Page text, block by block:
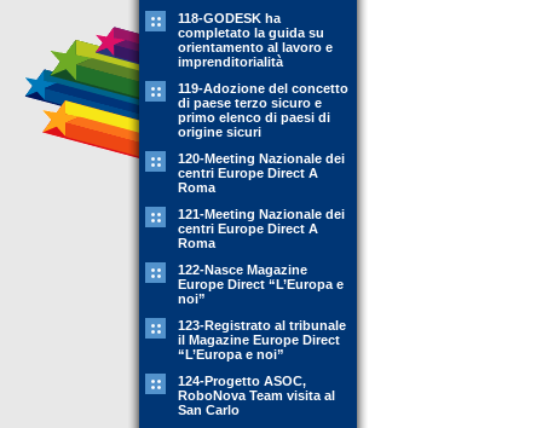
118-GODESK ha
completato la guida su
orientamento al lavoro e
imprenditorialità
119-Adozione del concetto
di paese terzo sicuro e
primo elenco di paesi di
origine sicuri
120-Meeting Nazionale dei
centri Europe Direct A
Roma
121-Meeting Nazionale dei
centri Europe Direct A
Roma
122-Nasce Magazine
Europe Direct “L’Europa e
noi”
123-Registrato al tribunale
il Magazine Europe Direct
“L’Europa e noi”
124-Progetto ASOC,
RoboNova Team visita al
San Carlo